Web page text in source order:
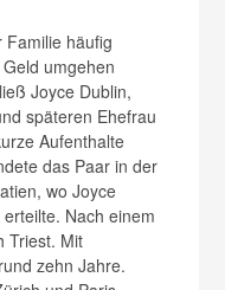
Familie häufig
umgehen
Joyce Dublin,
späteren Ehefrau
Aufenthalte
das Paar in der
wo Joyce
Nach einem
Triest. Mit
zehn Jahre.